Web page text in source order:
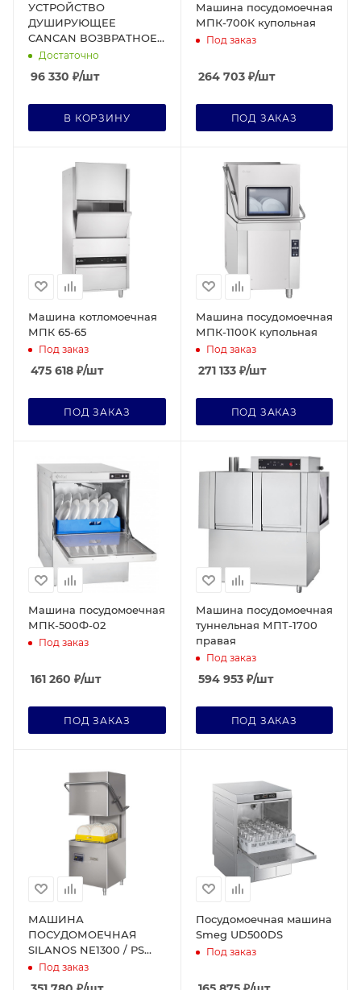
УСТРОЙСТВО
ДУШИРУЮЩЕЕ
CANCAN ВОЗВРАТНОЕ
CC.GT15
Достаточно
96 330 ₽/шт
В КОРЗИНУ
Машина посудомоечная
МПК-700К купольная
Под заказ
264 703₽/шт
ПОД ЗАКАЗ
Машина котломоечная
МПК 65-65
Под заказ
475 618 ₽/шт
ПОД ЗАКАЗ
Машина посудомоечная
МПК-1100К купольная
Под заказ
271 133₽/шт
ПОД ЗАКАЗ
Машина посудомоечная
МПК-500Ф-02
Под заказ
161 260 ₽/шт
ПОД ЗАКАЗ
Машина посудомоечная
туннельная МПТ-1700
правая
Под заказ
594 953₽/шт
ПОД ЗАКАЗ
МАШИНА
ПОСУДОМОЕЧНАЯ
SILANOS NE1300 / PS
H50-40NP C
ДОЗАТОРАМИ
Под заказ
Посудомоечная машина
Smeg UD500DS
Под заказ